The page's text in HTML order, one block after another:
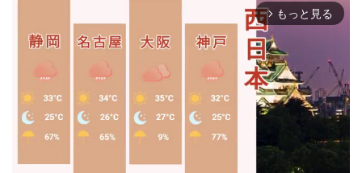
arrow_forward_ios もっと見る